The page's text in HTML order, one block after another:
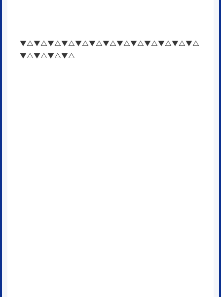
▼△▼△▼△▼△▼△▼△▼△▼△▼△▼△▼△▼△▼△
▼△▼△▼△▼△